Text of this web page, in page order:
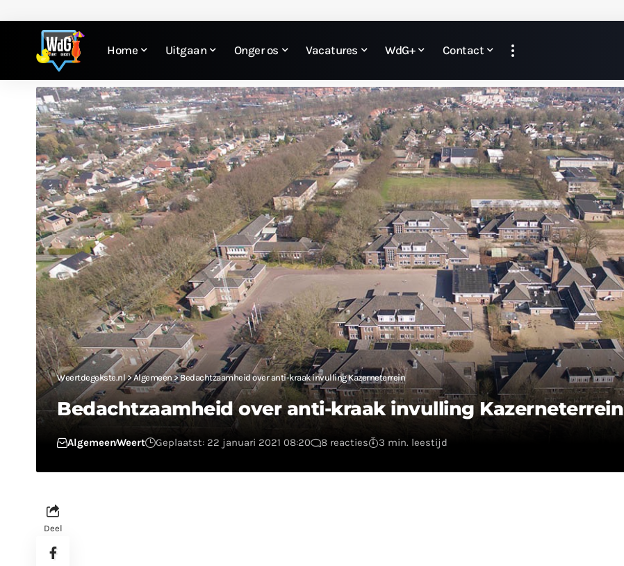
Home Uitgaan Onger os Vacatures WdG+ Contact
Weertdegekste.nl>Algemeen>Bedachtzaamheid over anti-kraak invulling Kazerneterrein
Bedachtzaamheid over anti-kraak invulling Kazerneterrein
AlgemeenWeert Geplaatst: 22 januari 2021 08:20 8 reacties 3 min. leestijd
Deel